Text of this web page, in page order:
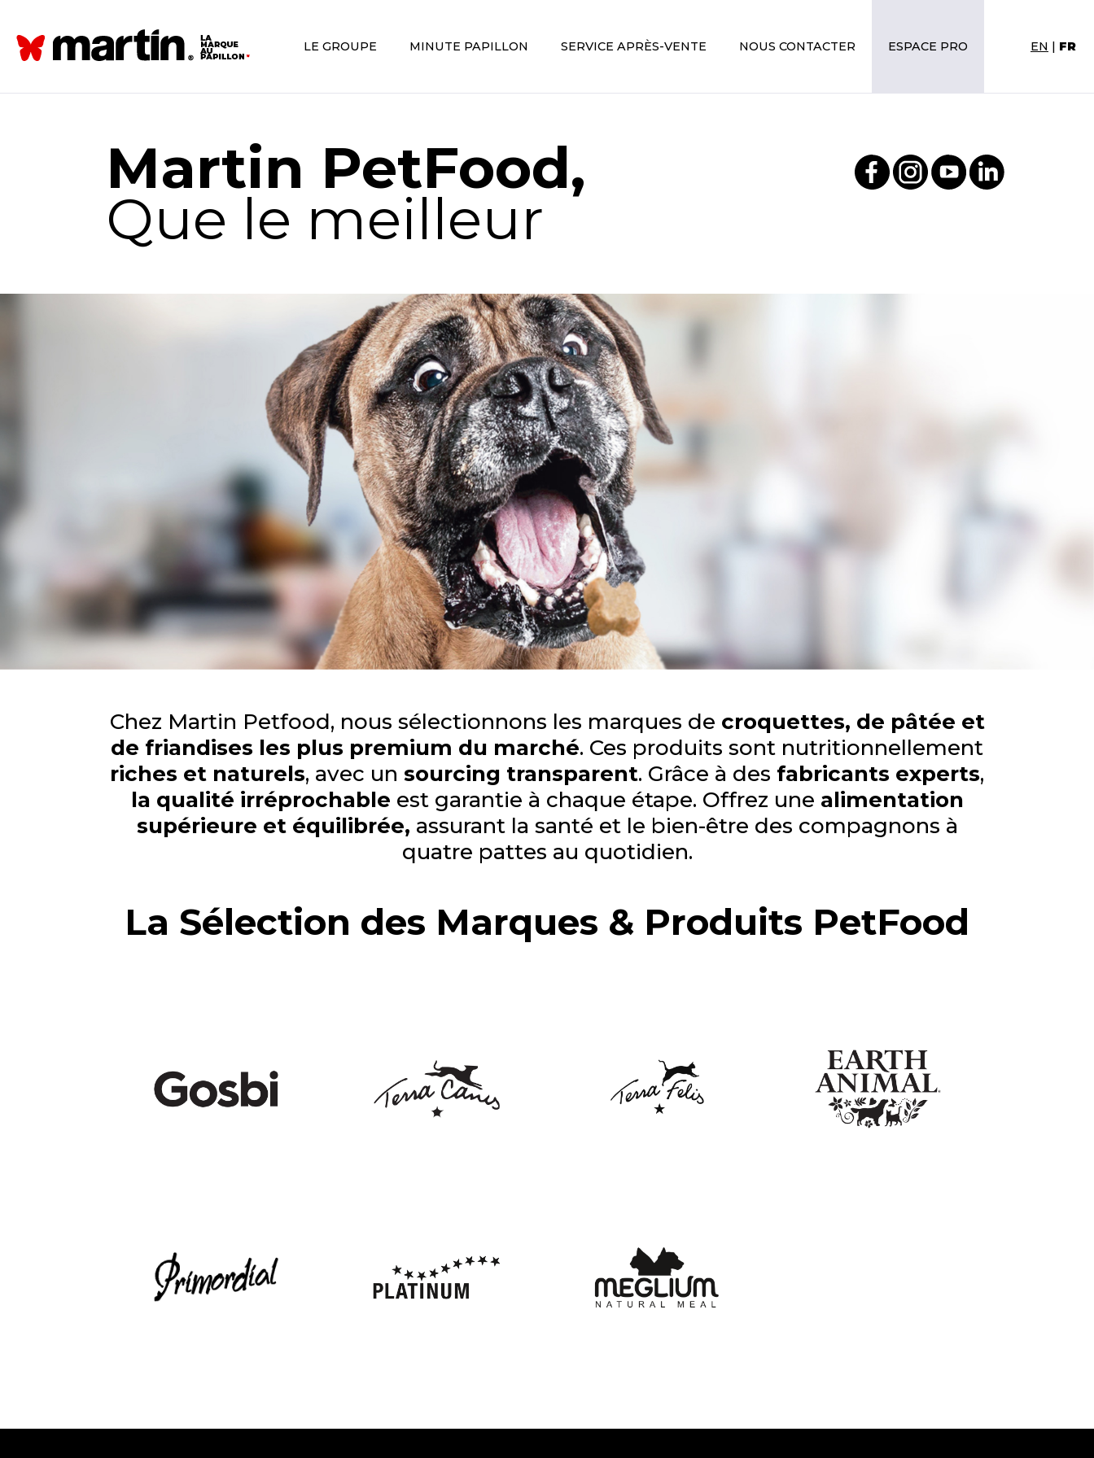
LE GROUPE MINUTE PAPILLON SERVICE APRÈS-VENTE NOUS CONTACTER ESPACE PRO EN | FR
Martin PetFood,
Que le meilleur
Chez Martin Petfood, nous sélectionnons les marques de croquettes, de pâtée et
de friandises les plus premium du marché. Ces produits sont nutritionnellement
riches et naturels, avec un sourcing transparent. Grâce à des fabricants experts,
la qualité irréprochable est garantie à chaque étape. Offrez une alimentation
supérieure et équilibrée, assurant la santé et le bien-être des compagnons à
quatre pattes au quotidien.
La Sélection des Marques & Produits PetFood